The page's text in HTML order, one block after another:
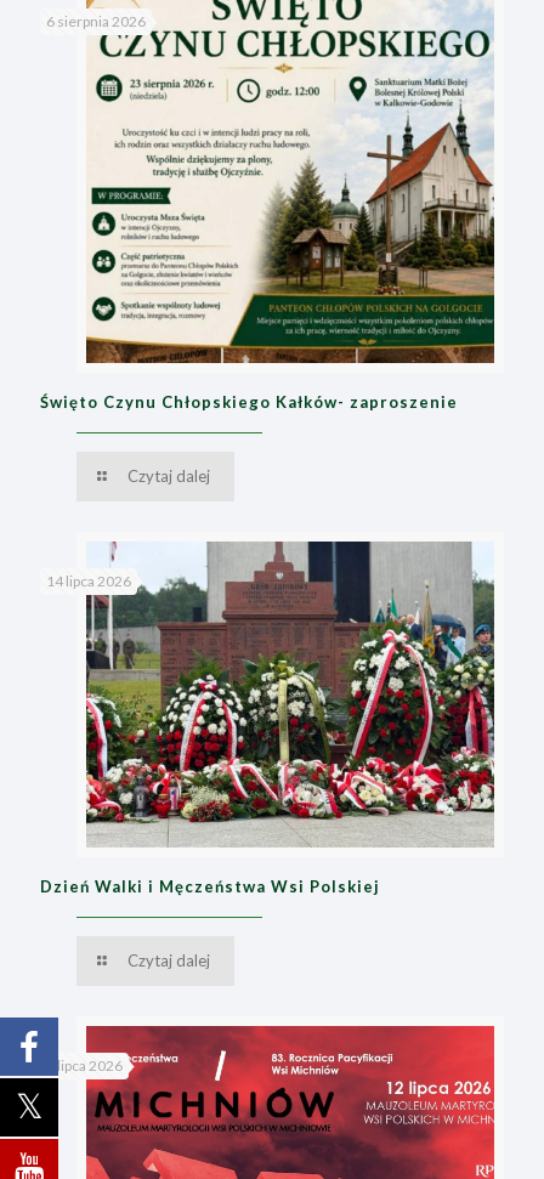
6 sierpnia 2026
Święto Czynu Chłopskiego Kałków- zaproszenie
Czytaj dalej
14 lipca 2026
Dzień Walki i Męczeństwa Wsi Polskiej
Czytaj dalej
8 lipca 2026